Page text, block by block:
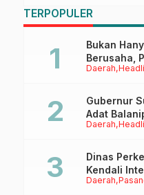
TERPOPULER
Daerah
Bukan
Berusaha,
Anaknya
Daerah
Gubernur
Adat
Tappidena
Daerah
Dinas
Kendali
Sertifikasi